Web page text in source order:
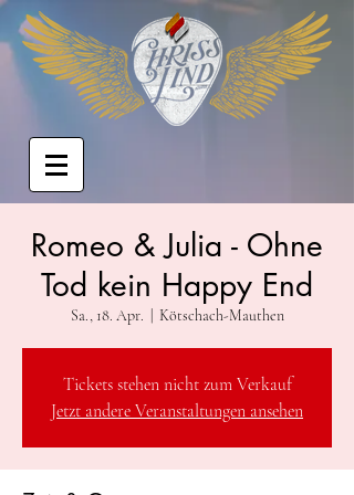
Romeo & Julia - Ohne
Tod kein Happy End
Sa., 18. Apr. Kötschach-Mauthen
Tickets stehen nicht zum Verkauf
Jetzt andere Veranstaltungen ansehen